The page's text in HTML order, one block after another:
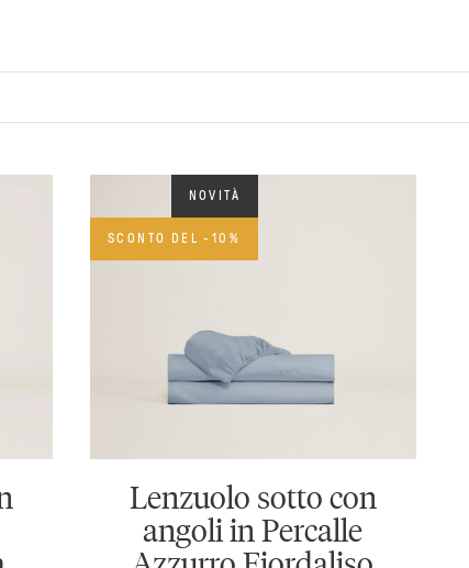
NOVITÀ
SCONTO DEL -10%
Lenzuolo sotto con
angoli in Percalle